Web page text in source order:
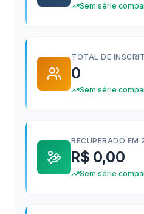
Sem série
TOTAL DE
0
Sem série
RECUPERADO EM
R$ 0,00
Sem série